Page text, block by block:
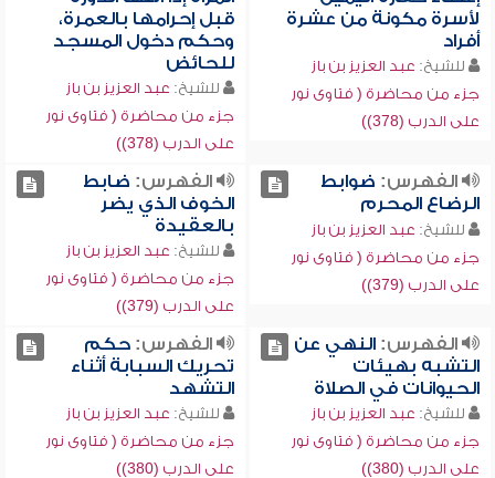
لأسرة مكونة من عشرة
أفراد
للشيخ: عبد العزيز بن باز
جزء من محاضرة ( فتاوى نور
على الدرب (378))
قبل إحرامها بالعمرة،
وحكم دخول المسجد
للحائض
للشيخ: عبد العزيز بن باز
جزء من محاضرة ( فتاوى نور
على الدرب (378))
الفهرس: ضوابط
الرضاع المحرم
للشيخ: عبد العزيز بن باز
جزء من محاضرة ( فتاوى نور
على الدرب (379))
الفهرس: ضابط
الخوف الذي يضر
بالعقيدة
للشيخ: عبد العزيز بن باز
جزء من محاضرة ( فتاوى نور
على الدرب (379))
الفهرس:النهي عن
التشبه بهيئات
الحيوانات في الصلاة
للشيخ: عبد العزيز بن باز
جزء من محاضرة ( فتاوى نور
على الدرب (380))
الفهرس:حكم
تحريك السبابة أثناء
التشهد
للشيخ: عبد العزيز بن باز
جزء من محاضرة ( فتاوى نور
على الدرب (380))